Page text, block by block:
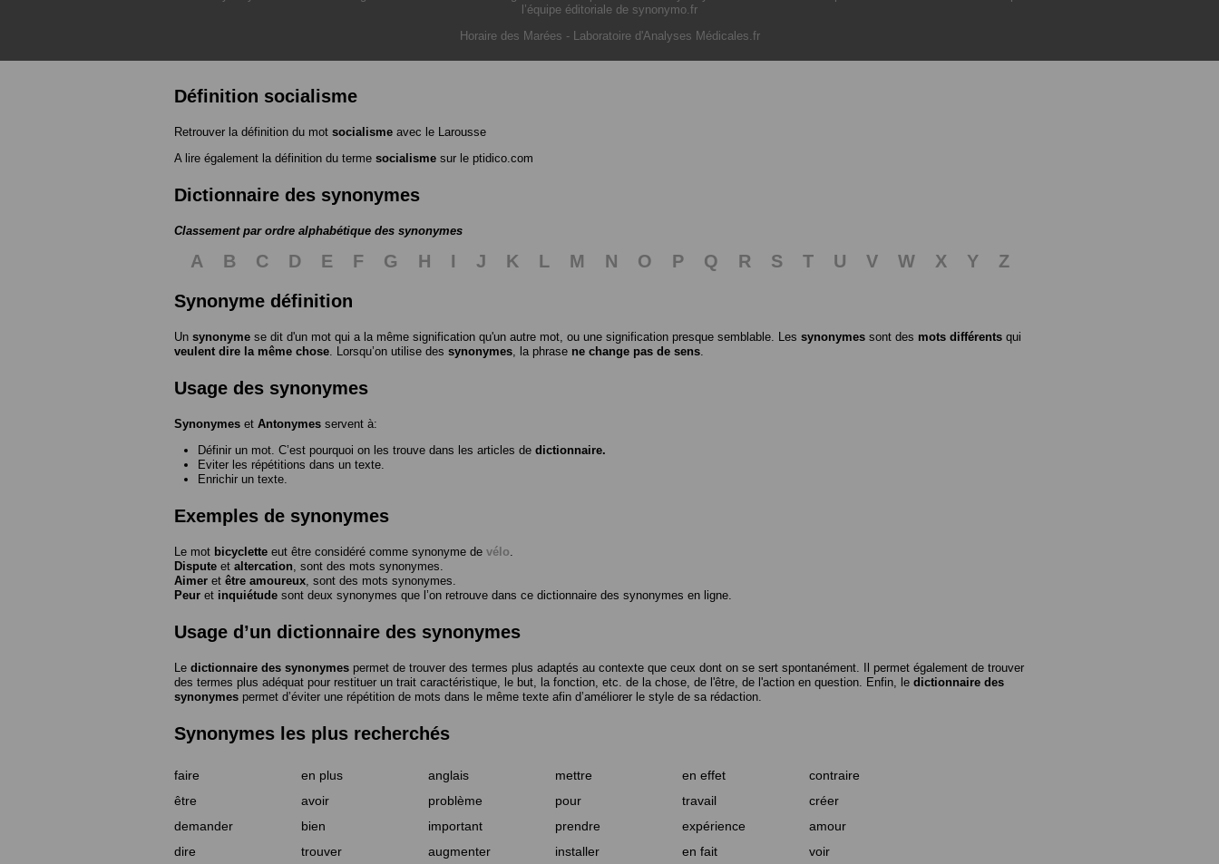
l’équipe éditoriale de synonymo.fr
Horaire des Marées - Laboratoire d'Analyses Médicales.fr
Définition socialisme
Retrouver la définition du mot socialisme avec le Larousse
A lire également la définition du terme socialisme sur le ptidico.com
Dictionnaire des synonymes
Classement par ordre alphabétique des synonymes
A B C D E F G H I J K L M N O P Q R S T U V W X Y
Z
Synonyme définition
Un synonyme se dit d'un mot qui a la même signification qu'un autre mot, ou une signification presque semblable. Les synonymes sont des mots différents qui
veulent dire la même chose . Lorsqu’on utilise des synonymes , la phrase ne change pas de sens
Usage des synonymes
Synonymes et Antonymes servent à:
Définir un mot. C’est pourquoi on les trouve dans les articles de dictionnaire.
Eviter les répétitions dans un texte.
Enrichir un texte.
Exemples de synonymes
Le mot bicyclette eut être considéré comme synonyme de vélo
Dispute et altercation , sont des mots synonymes.
Aimer et être amoureux , sont des mots synonymes.
Peur et inquiétude sont deux synonymes que l’on retrouve dans ce dictionnaire des synonymes en ligne.
Usage d’un dictionnaire des synonymes
Le dictionnaire des synonymes permet de trouver des termes plus adaptés au contexte que ceux dont on se sert spontanément. Il permet également de trouver
des termes plus adéquat pour restituer un trait caractéristique, le but, la fonction, etc. de la chose, de l'être, de l'action en question. Enfin, le dictionnaire des
synonymes permet d’éviter une répétition de mots dans le même texte afin d’améliorer le style de sa rédaction.
Synonymes les plus recherchés
faire en plus anglais mettre en effet
contraire
être
avoir problème pour travail
créer
demander
bien important prendre expérience
amour
dire
trouver augmenter installer en fait voir